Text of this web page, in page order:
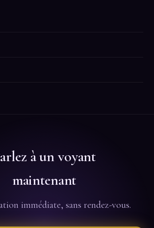
à un voyant
maintenant
immédiate, sans rendez-vous.